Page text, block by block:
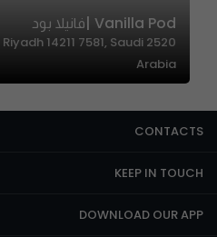
Vanilla Pod |فانيلا بود
Riyadh 14211 7581, Saudi
Arabia
CONTACTS
KEEP IN TOUCH
DOWNLOAD OUR APP